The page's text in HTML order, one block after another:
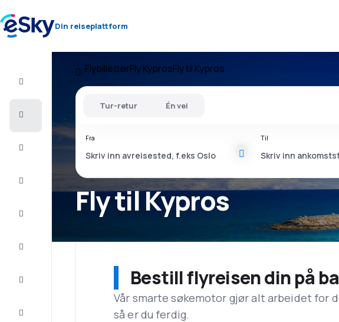
Din reiseplattform
FlybilletterFly KyprosFly til Kypros
Fly til Kypros
Tur-retur Én vei
Fra Til
Bestill flyreisen din på
Vår smarte søkemotor gjør alt arbeidet for
så er du ferdig.